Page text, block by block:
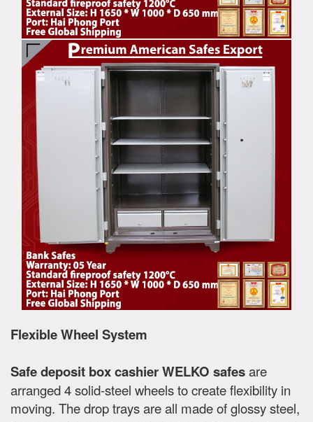
Flexible Wheel System
Safe deposit box cashier WELKO safesare
arranged 4 solid-steel wheels to create flexibility in
moving. The drop trays are all made of glossy steel,